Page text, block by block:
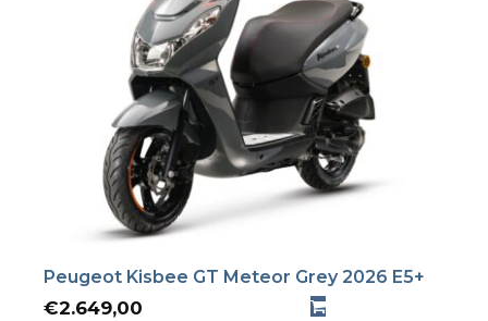
Peugeot Kisbee GT Meteor Grey 2026 E5+
€2.649,00